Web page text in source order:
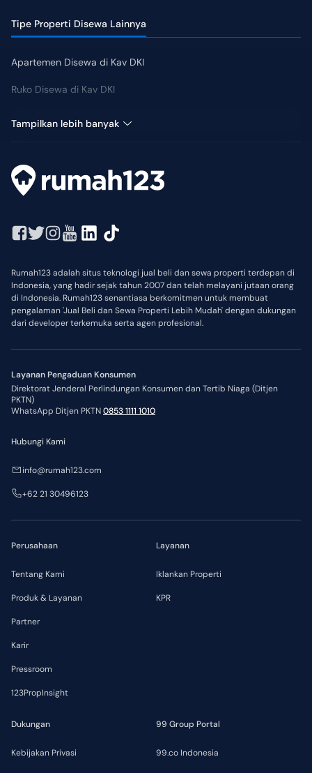
Tipe Properti Disewa Lainnya
Apartemen Disewa di Kav DKI
Ruko Disewa di Kav DKI
Tampilkan lebih banyak
Rumah123 adalah situs teknologi jual beli dan sewa properti terdepan di
Indonesia, yang hadir sejak tahun 2007 dan telah melayani jutaan orang
di Indonesia. Rumah123 senantiasa berkomitmen untuk membuat
pengalaman 'Jual Beli dan Sewa Properti Lebih Mudah' dengan dukungan
dari developer terkemuka serta agen profesional.
Layanan Pengaduan Konsumen
Direktorat Jenderal Perlindungan Konsumen dan Tertib Niaga (Ditjen
PKTN)
WhatsApp Ditjen PKTN0853 1111 1010
Perusahaan
Tentang Kami
Produk & Layanan
Partner
Karir
Pressroom
123PropInsight
Layanan
Iklankan Properti
KPR
Dukungan
Kebijakan Privasi
99 Group Portal
99.co Indonesia
Hubungi Kami
info@rumah123.com
+62 21 30496123